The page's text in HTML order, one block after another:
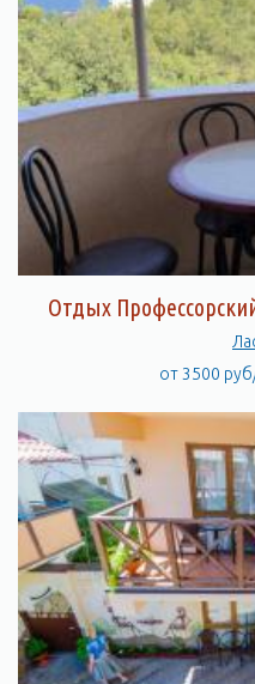
Отдых
от 3500